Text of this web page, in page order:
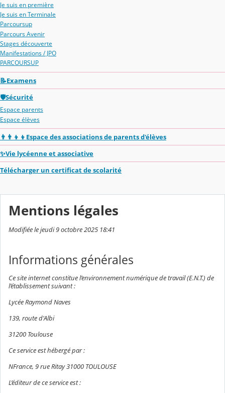
Je suis en première
Je suis en Terminale
Parcoursup
Parcours Avenir
Stages découverte
Manifestations / JPO
PARCOURSUP
📝Examens
🛡️Sécurité
Espace parents
Espace élèves
👨‍👨‍👦‍👦Espace des associations de parents d'élèves
✨Vie lycéenne et associative
Télécharger un certificat de scolarité
Mentions légales
Modifiée le jeudi 9 octobre 2025 18:41
Informations générales
Ce site internet constitue l’environnement numérique de travail (E.N.T.) de
l’établissement suivant :
Lycée Raymond Naves
139, route d'Albi
31200 Toulouse
Ce service est hébergé par :
NFrance, 9 rue Ritay 31000 TOULOUSE
L’éditeur de ce service est :